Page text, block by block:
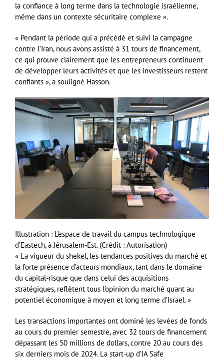
la confiance à long terme dans la technologie israélienne,
même dans un contexte sécuritaire complexe ».
« Pendant la période qui a précédé et suivi la campagne
contre l’Iran, nous avons assisté à 31 tours de financement,
ce qui prouve clairement que les entrepreneurs continuent
de développer leurs activités et que les investisseurs restent
confiants », a souligné Hasson.
Illustration : L’espace de travail du campus technologique
d’Eastech, à Jérusalem-Est. (Crédit : Autorisation)
« La vigueur du shekel, les tendances positives du marché et
la forte présence d’acteurs mondiaux, tant dans le domaine
du capital-risque que dans celui des acquisitions
stratégiques, reflètent tous l’opinion du marché quant au
potentiel économique à moyen et long terme d’Israël. »
Les transactions importantes ont dominé les levées de fonds
au cours du premier semestre, avec 32 tours de financement
dépassant les 50 millions de dollars, contre 20 au cours des
six derniers mois de 2024. La start-up d’IA Safe